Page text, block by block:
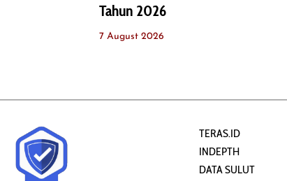
Tahun 2026
7 August 2026
TERAS.ID
INDEPTH
DATA SULUT